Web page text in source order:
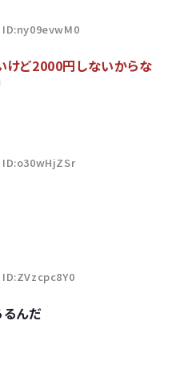
ID:ny09evwM0
けど2000円しないからな
ID:o30wHjZSr
るんだ